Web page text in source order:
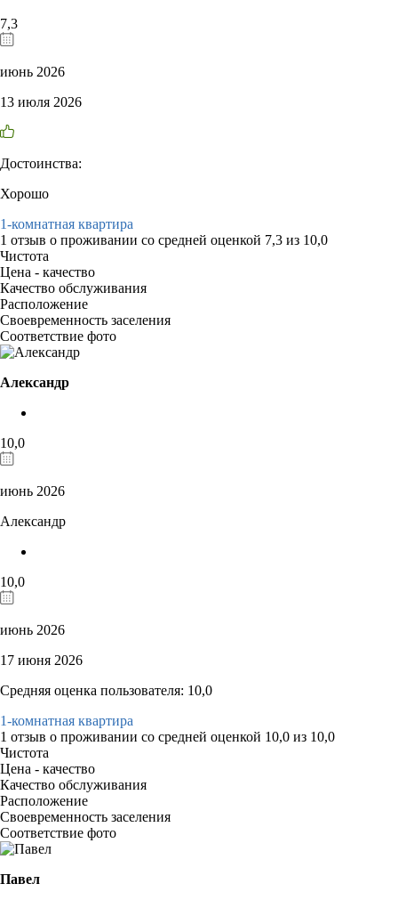
7,3
июнь 2026
13 июля 2026
Достоинства:
Хорошо
1-комнатная квартира
1 отзыв о проживании со средней оценкой 7,3 из 10,0
Чистота
Цена - качество
Качество обслуживания
Расположение
Своевременность заселения
Соответствие фото
Александр
10,0
июнь 2026
Александр
10,0
июнь 2026
17 июня 2026
Средняя оценка пользователя: 10,0
1-комнатная квартира
1 отзыв о проживании со средней оценкой 10,0 из 10,0
Чистота
Цена - качество
Качество обслуживания
Расположение
Своевременность заселения
Соответствие фото
Павел